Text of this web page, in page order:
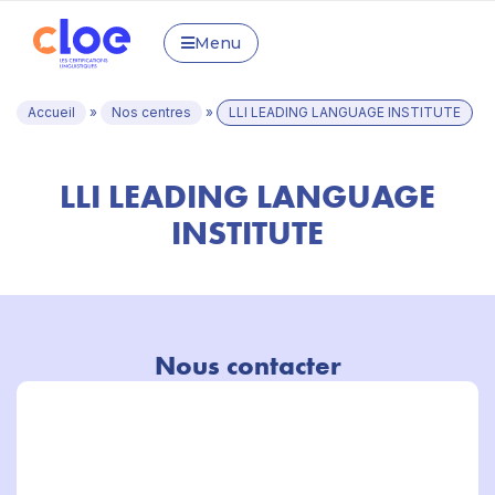
Menu
Accueil » Nos centres » LLI LEADING LANGUAGE INSTITUTE
LLI LEADING LANGUAGE
INSTITUTE
Nous contacter